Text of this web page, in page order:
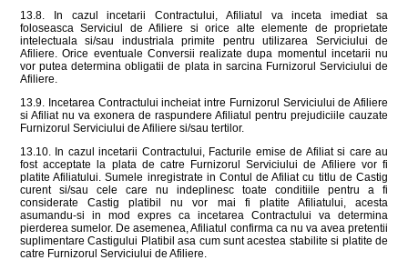
13.8. In cazul incetarii Contractului, Afiliatul va inceta imediat sa
foloseasca Serviciul de Afiliere si orice alte elemente de proprietate
intelectuala si/sau industriala primite pentru utilizarea Serviciului de
Afiliere. Orice eventuale Conversii realizate dupa momentul incetarii nu
vor putea determina obligatii de plata in sarcina Furnizorul Serviciului de
Afiliere.
13.9. Incetarea Contractului incheiat intre Furnizorul Serviciului de Afiliere
si Afiliat nu va exonera de raspundere Afiliatul pentru prejudiciile cauzate
Furnizorul Serviciului de Afiliere si/sau tertilor.
13.10. In cazul incetarii Contractului, Facturile emise de Afiliat si care au
fost acceptate la plata de catre Furnizorul Serviciului de Afiliere vor fi
platite Afiliatului. Sumele inregistrate in Contul de Afiliat cu titlu de Castig
curent si/sau cele care nu indeplinesc toate conditiile pentru a fi
considerate Castig platibil nu vor mai fi platite Afiliatului, acesta
asumandu-si in mod expres ca incetarea Contractului va determina
pierderea sumelor. De asemenea, Afiliatul confirma ca nu va avea pretentii
suplimentare Castigului Platibil asa cum sunt acestea stabilite si platite de
catre Furnizorul Serviciului de Afiliere.